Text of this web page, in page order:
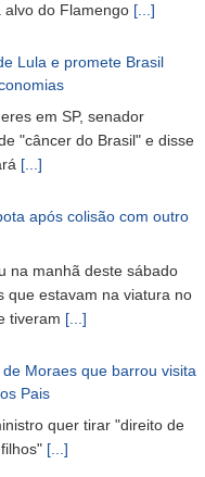
alvo do Flamengo [...]
Lula e promete Brasil
em SP, senador
"câncer do Brasil" e disse
[...]
após colisão com outro
na manhã deste sábado
que estavam na viatura no
tiveram [...]
Moraes que barrou visita
Pais
quer tirar "direito de
[...]